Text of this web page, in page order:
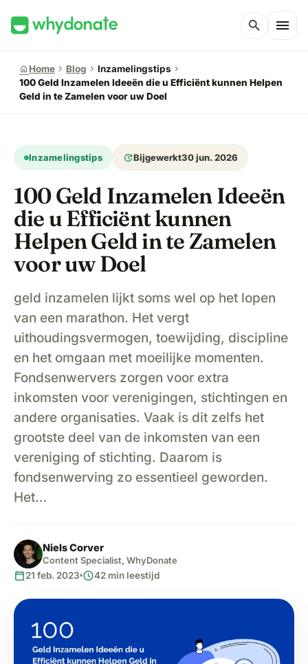
search menu
homeHome chevron_right Blog chevron_right Inzamelingstips chevron_right
100 Geld Inzamelen Ideeën die u Efficiënt kunnen Helpen
Geld in te Zamelen voor uw Doel
Inzamelingstips updateBijgewerkt30 jun. 2026
100 Geld Inzamelen Ideeën
die u Efficiënt kunnen
Helpen Geld in te Zamelen
voor uw Doel
geld inzamelen lijkt soms wel op het lopen
van een marathon. Het vergt
uithoudingsvermogen, toewijding, discipline
en het omgaan met moeilijke momenten.
Fondsenwervers zorgen voor extra
inkomsten voor verenigingen, stichtingen en
andere organisaties. Vaak is dit zelfs het
grootste deel van de inkomsten van een
vereniging of stichting. Daarom is
fondsenwerving zo essentieel geworden.
Het…
Niels Corver
Content Specialist, WhyDonate
calendar_today21 feb. 2023 schedule42 min leestijd